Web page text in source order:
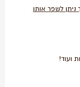
ניתן לשפר אותו
ועוד!